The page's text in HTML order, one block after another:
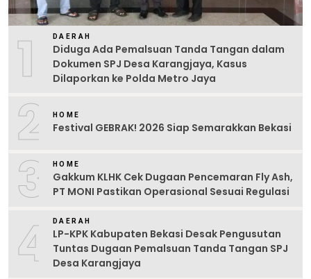
1 DAERAH
Diduga Ada Pemalsuan Tanda Tangan dalam
Dokumen SPJ Desa Karangjaya, Kasus
Dilaporkan ke Polda Metro Jaya
2 HOME
Festival GEBRAK! 2026 Siap Semarakkan Bekasi
3 HOME
Gakkum KLHK Cek Dugaan Pencemaran Fly Ash,
PT MONI Pastikan Operasional Sesuai Regulasi
4 DAERAH
LP-KPK Kabupaten Bekasi Desak Pengusutan
Tuntas Dugaan Pemalsuan Tanda Tangan SPJ
Desa Karangjaya